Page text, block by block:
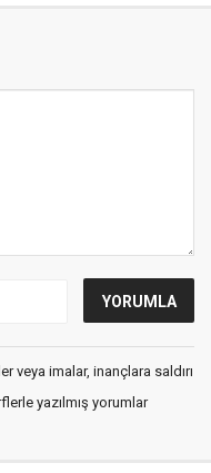
veya imalar, inançlara saldırı
yazılmış yorumlar